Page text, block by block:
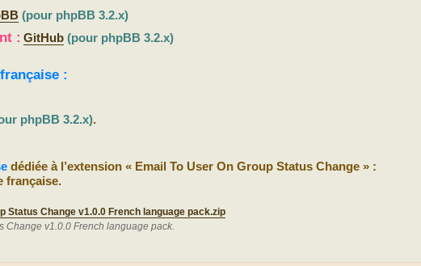
(pour phpBB 3.2.x)
: GitHub (pour phpBB 3.2.x)
:
phpBB 3.2.x).
dédiée à l’extension « Email To User On Group Status Change » :
française.
Status Change v1.0.0 French language pack.zip
Change v1.0.0 French language pack.